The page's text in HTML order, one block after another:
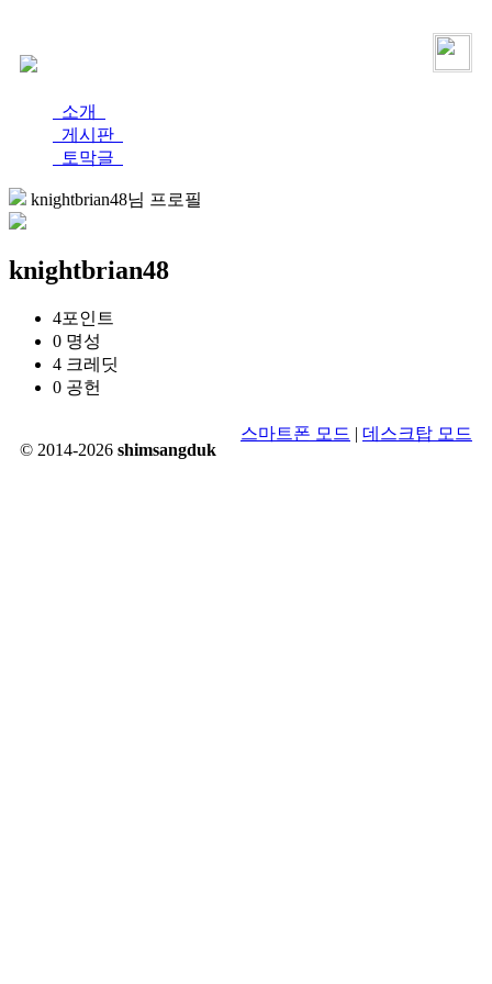
소개
게시판
토막글
knightbrian48님 프로필
knightbrian48
4포인트
0 명성
4 크레딧
0 공헌
© 2014-2026 shimsangduk
스마트폰 모드 | 데스크탑 모드